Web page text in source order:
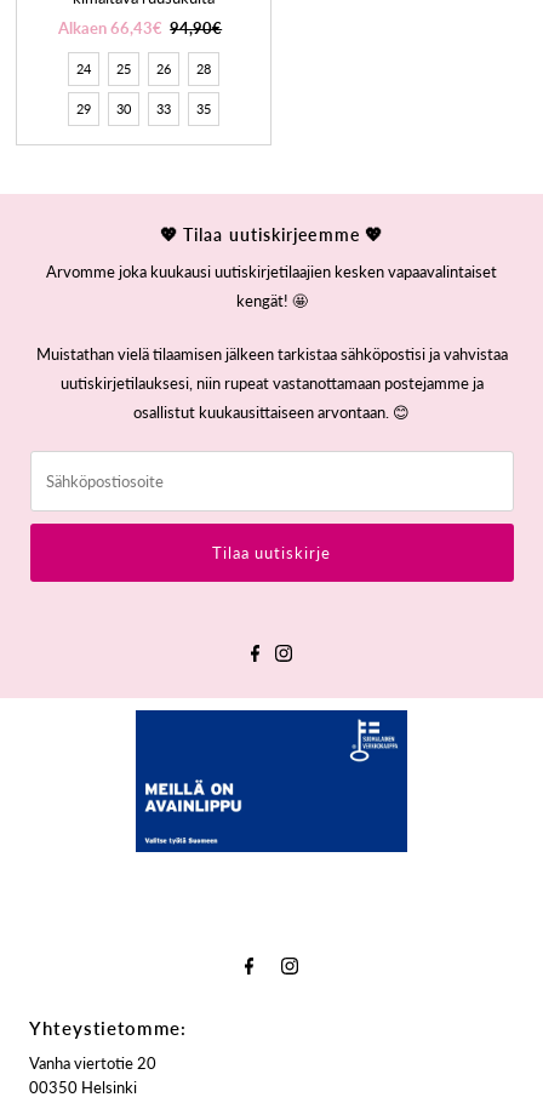
Alkaen 66,43€ 94,90€
24 25 26 28
29 30 33 35
💖 Tilaa uutiskirjeemme 💖
Arvomme joka kuukausi uutiskirjetilaajien kesken vapaavalintaiset
kengät! 🤩
Muistathan vielä tilaamisen jälkeen tarkistaa sähköpostisi ja vahvistaa
uutiskirjetilauksesi, niin rupeat vastanottamaan postejamme ja
osallistut kuukausittaiseen arvontaan. 😊
Tilaa uutiskirje
Yhteystietomme:
Vanha viertotie 20
00350 Helsinki